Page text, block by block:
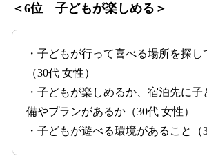
＜6位 子どもが楽しめる＞
・子どもが行って喜べる場所を探
（30代 女性）
・子どもが楽しめるか、宿泊先に
備やプランがあるか（30代 女性）
・子どもが遊べる環境があること（